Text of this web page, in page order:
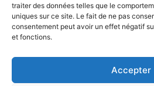
traiter des données telles que le
uniques sur ce site. Le fait de ne pas
consentement peut avoir un effet négatif
et fonctions.
Accepter